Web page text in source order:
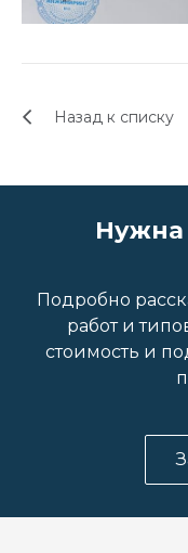
Назад к списку
Нужна
Подробно
работ и
стоимость и